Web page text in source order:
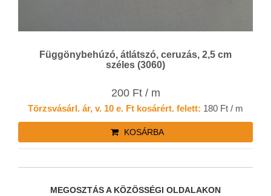
Függönybehúzó, átlátszó, ceruzás, 2,5 cm
széles (3060)
200 Ft / m
Törzsvásárl. ár, v. 10 e. Ft kosárért. felett: 180 Ft / m
KOSÁRBA
MEGOSZTÁS A KÖZÖSSÉGI OLDALAKON